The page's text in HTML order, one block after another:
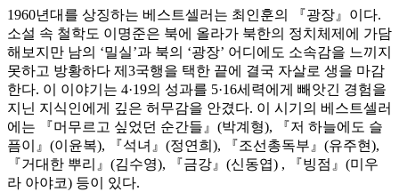
1960년대를 상징하는 베스트셀러는 최인훈의 『광장』이다.
소설 속 철학도 이명준은 북에 올라가 북한의 정치체제에 가담
해보지만 남의 ‘밀실’과 북의 ‘광장’ 어디에도 소속감을 느끼지
못하고 방황하다 제3국행을 택한 끝에 결국 자살로 생을 마감
한다. 이 이야기는 4·19의 성과를 5·16세력에게 빼앗긴 경험을
지닌 지식인에게 깊은 허무감을 안겼다. 이 시기의 베스트셀러
에는 『머무르고 싶었던 순간들』(박계형), 『저 하늘에도 슬
픔이』(이윤복), 『석녀』(정연희), 『조선총독부』(유주현),
『거대한 뿌리』(김수영), 『금강』(신동엽) , 『빙점』(미우
라 아야코) 등이 있다.